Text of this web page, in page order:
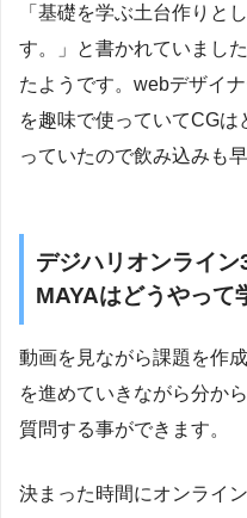
「基礎を学ぶ土台作りと
す。」と書かれていまし
たようです。webデザイ
を趣味で使っていてCG
っていたので飲み込みも
デジハリオンライ
MAYAはどうやって
動画を見ながら課題を作
を進めていきながら分か
質問する事ができます。
決まった時間にオンライ